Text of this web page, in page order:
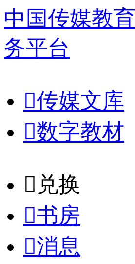
中国传媒教
务平台
传媒文库
数字教材
𐈈 兑换
书房
消息